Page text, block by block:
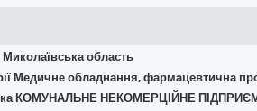
Миколаївська область
Медичне обладнання, фармацевтична
КОМУНАЛЬНЕ НЕКОМЕРЦІЙНЕ